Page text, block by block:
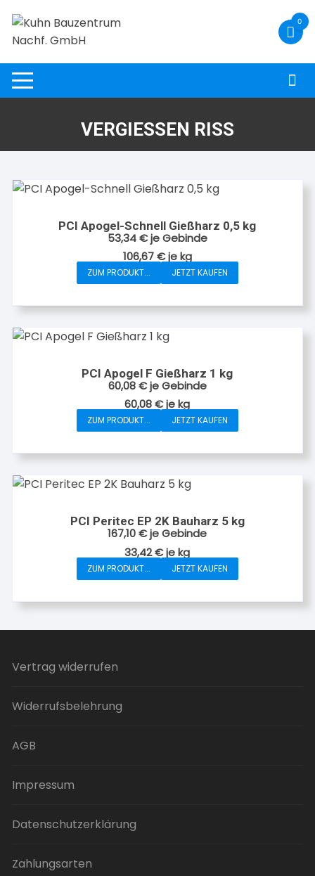
Inhalt
springen
0
VERGIESSEN RISS
PCI Apogel-Schnell Gießharz 0,5 kg
53,34€je Gebinde
106,67€jekg
ZUM PRODUKT... JETZT KAUFEN
PCI Apogel F Gießharz 1 kg
60,08€je Gebinde
60,08€jekg
ZUM PRODUKT... JETZT KAUFEN
PCI Peritec EP 2K Bauharz 5 kg
167,10€je Gebinde
33,42€jekg
ZUM PRODUKT... JETZT KAUFEN
Vertrag widerrufen
Widerrufsbelehrung
AGB
Impressum
Datenschutzerklärung
Zahlungsarten